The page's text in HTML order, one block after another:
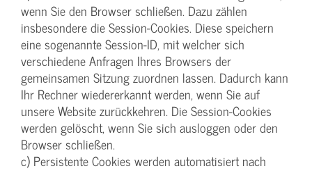
wenn Sie den Browser schließen. Dazu zählen
insbesondere die Session-Cookies. Diese speichern
eine sogenannte Session-ID, mit welcher sich
verschiedene Anfragen Ihres Browsers der
gemeinsamen Sitzung zuordnen lassen. Dadurch kann
Ihr Rechner wiedererkannt werden, wenn Sie auf
unsere Website zurückkehren. Die Session-Cookies
werden gelöscht, wenn Sie sich ausloggen oder den
Browser schließen.
c) Persistente Cookies werden automatisiert nach